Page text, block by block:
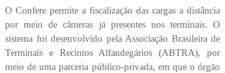
O Confere permite a fiscalização das cargas a distância
por meio de câmeras já presentes nos terminais. O
sistema foi desenvolvido pela Associação Brasileira de
Terminais e Recintos Alfandegários (ABTRA), por
meio de uma parceria público-privada, em que o órgão